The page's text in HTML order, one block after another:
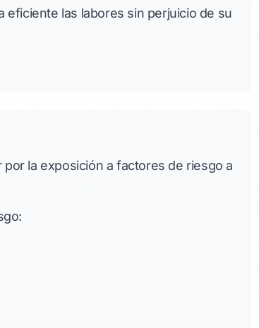
eficiente las labores sin perjuicio de su
la exposición a factores de riesgo a